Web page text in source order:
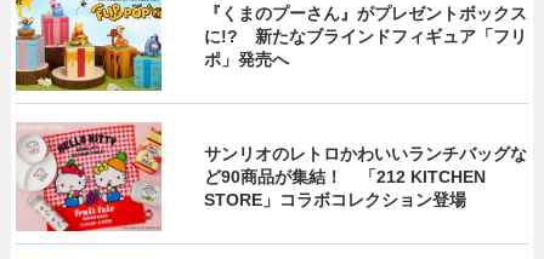
『くまのプーさん』がプレゼントボックス
に!? 新たなブラインドフィギュア「フリ
ポ」発売へ
サンリオのレトロかわいいランチバッグな
ど90商品が集結！ 「212 KITCHEN
STORE」コラボコレクション登場